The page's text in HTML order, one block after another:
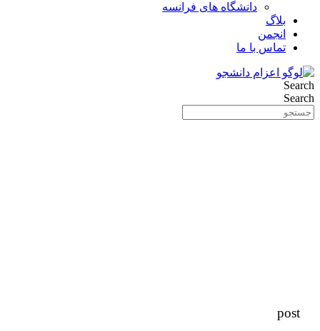
دانشگاه های فرانسه
بلاگ
انجمن
تماس با ما
Search
Search
post